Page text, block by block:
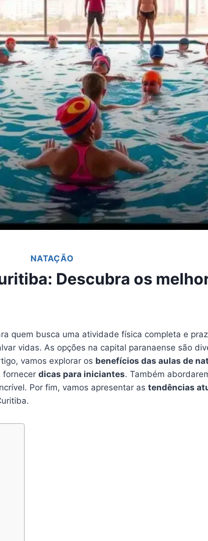
NATAÇÃO
Descubra os
quem busca uma atividade física completa e
vidas. As opções na capital paranaense são
vamos explorar os benefícios das aulas de
fornecer dicas para iniciantes. Também
Por fim, vamos apresentar as tendências